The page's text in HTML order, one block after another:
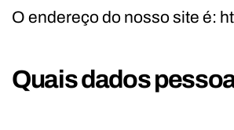
O endereço do nosso site é:
Quais dados